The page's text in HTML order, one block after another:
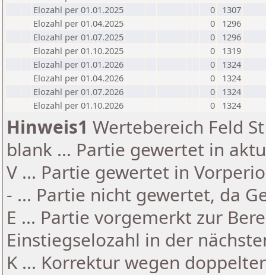
Elozahl per 01.01.2025
0
1307
Elozahl per 01.04.2025
0
1296
Elozahl per 01.07.2025
0
1296
Elozahl per 01.10.2025
0
1319
Elozahl per 01.01.2026
0
1324
Elozahl per 01.04.2026
0
1324
Elozahl per 01.07.2026
0
1324
Elozahl per 01.10.2026
0 1324
Hinweis1 Wertebereich Feld
blank ... Partie gewertet in
V ... Partie gewertet in
- ... Partie nicht gewertet, da
E ... Partie vorgemerkt zur
Einstiegselozahl in der
K ... Korrektur wegen